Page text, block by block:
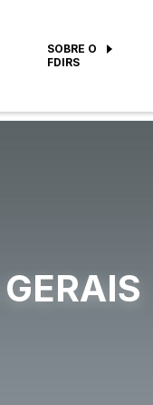
SOBRE O
FDIRS